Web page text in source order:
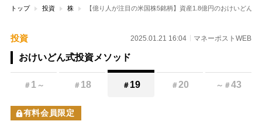
トップ 投資 株 【億り人が注目の米国株5銘柄】資産1.8億円のおけいどん
投資 2025.01.21 16:04 マネーポストWEB
おけいどん式投資メソッド
＃ 1 ～ ＃ 18 ＃ 19 ＃20 ～ ＃43
有料会員限定